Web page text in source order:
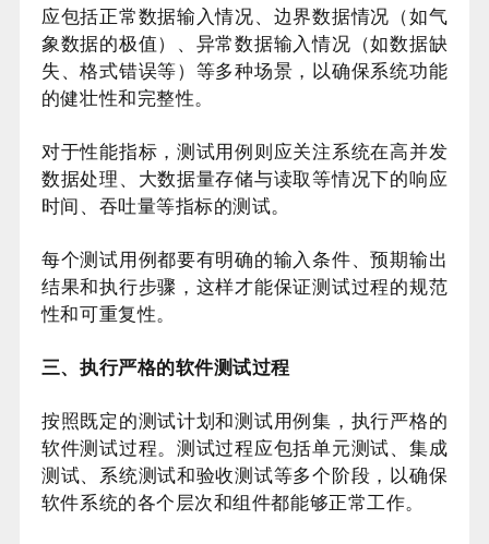
应包括正常数据输入情况、边界数据情况（如气
象数据的极值）、异常数据输入情况（如数据缺
失、格式错误等）等多种场景，以确保系统功能
的健壮性和完整性。
对于性能指标，测试用例则应关注系统在高并发
数据处理、大数据量存储与读取等情况下的响应
时间、吞吐量等指标的测试。
每个测试用例都要有明确的输入条件、预期输出
结果和执行步骤，这样才能保证测试过程的规范
性和可重复性。
三、执行严格的软件测试过程
按照既定的测试计划和测试用例集，执行严格的
软件测试过程。测试过程应包括单元测试、集成
测试、系统测试和验收测试等多个阶段，以确保
软件系统的各个层次和组件都能够正常工作。